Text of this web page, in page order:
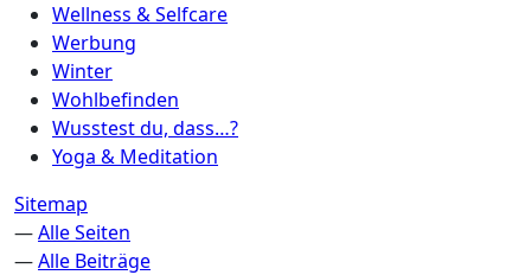
Wellness & Selfcare
Werbung
Winter
Wohlbefinden
Wusstest du, dass…?
Yoga & Meditation
Sitemap
—Alle Seiten
—Alle Beiträge